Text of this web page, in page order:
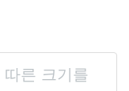
따른 크기를